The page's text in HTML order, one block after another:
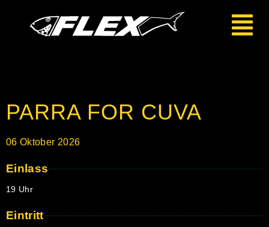
PARRA FOR CUVA
06 Oktober 2026
Einlass
19 Uhr
Eintritt